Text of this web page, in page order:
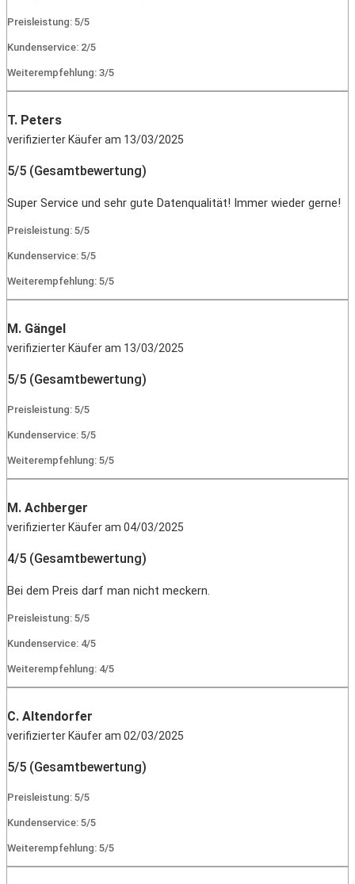
Preisleistung: 5/5
Kundenservice: 2/5
Weiterempfehlung: 3/5
T. Peters
verifizierter Käufer am 13/03/2025
5/5 (Gesamtbewertung)
Super Service und sehr gute Datenqualität! Immer wieder gerne!
Preisleistung: 5/5
Kundenservice: 5/5
Weiterempfehlung: 5/5
M. Gängel
verifizierter Käufer am 13/03/2025
5/5 (Gesamtbewertung)
Preisleistung: 5/5
Kundenservice: 5/5
Weiterempfehlung: 5/5
M. Achberger
verifizierter Käufer am 04/03/2025
4/5 (Gesamtbewertung)
Bei dem Preis darf man nicht meckern.
Preisleistung: 5/5
Kundenservice: 4/5
Weiterempfehlung: 4/5
C. Altendorfer
verifizierter Käufer am 02/03/2025
5/5 (Gesamtbewertung)
Preisleistung: 5/5
Kundenservice: 5/5
Weiterempfehlung: 5/5